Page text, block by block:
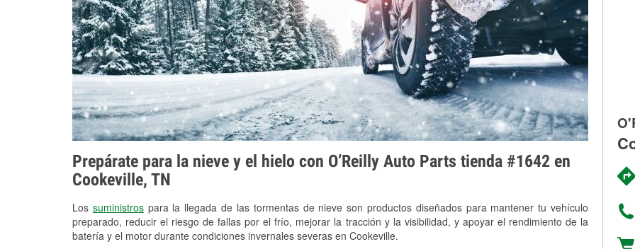
Prepárate para la nieve y el hielo con O’Reilly Auto Parts tienda #1642 en
Cookeville, TN
Los suministrospara la llegada de las tormentas de nieve son productos diseñados para mantener tu vehículo
preparado, reducir el riesgo de fallas por el frío, mejorar la tracción y la visibilidad, y apoyar el rendimiento de la
batería y el motor durante condiciones invernales severas en Cookeville.